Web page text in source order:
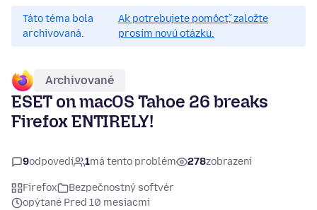
Táto téma bola
archivovaná.
Ak potrebujete pomôcť, založte
prosím novú otázku.
Archivované
ESET on macOS Tahoe 26 breaks
Firefox ENTIRELY!
9odpovedí 1má tento problém 278zobrazení
Firefox
Bezpečnostný softvér
opýtané Pred 10 mesiacmi